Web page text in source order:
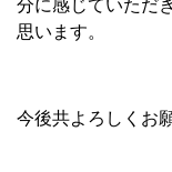
分に感じていただ
思います。
今後共よろしくお